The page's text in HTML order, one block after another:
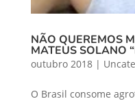
NÃO QUEREMOS
MATEUS SOLANO
outubro 2018|
O Brasil consome